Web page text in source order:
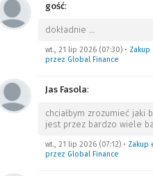
gość:
dokładnie …
wt., 21 lip 2026 (07:30) • Zakup
przez Global Finance
Jas Fasola:
chciałbym zrozumieć jaki
jest przez bardzo wiele
wt., 21 lip 2026 (07:12) • Zakup
przez Global Finance